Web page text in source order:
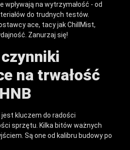
wpływają na wytrzymałość - od
do trudnych testów.
ace, tacy jak ChillMist,
Zanurzaj się!
na trwałość
jest kluczem do radości
sprzętu. Kilka bitów ważnych
Są one od kalibru budowy po